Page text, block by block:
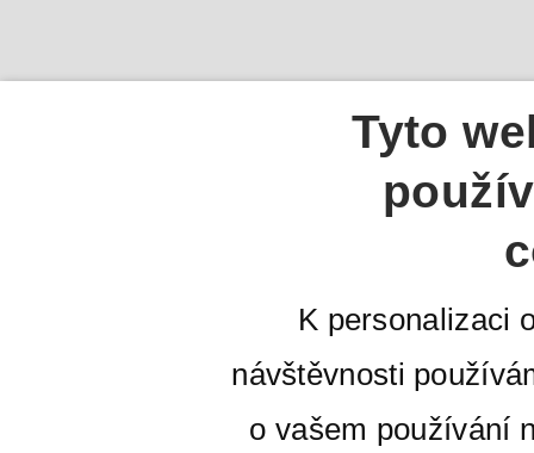
Tyto
K personalizaci
návštěvnosti
o vašem používání